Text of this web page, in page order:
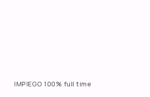
IMPIEGO 100% full time